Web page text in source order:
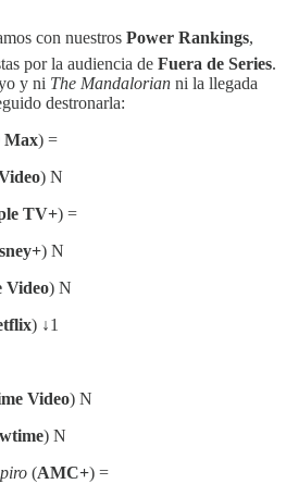
con nuestros Power Rankings,
por la audiencia de Fuera de Series.
y ni The Mandalorian ni la llegada
destronarla:
Max) =
) N
TV+) =
) N
Video) N
) ↓1
Video) N
) N
(AMC+) =